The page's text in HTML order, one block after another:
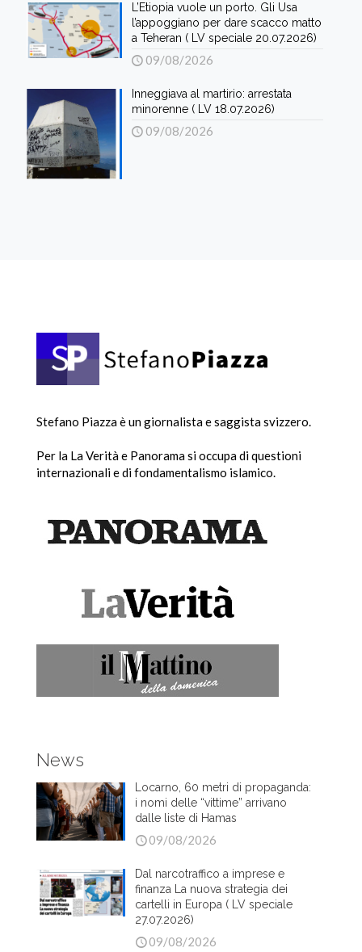
L’Etiopia vuole un porto. Gli Usa
l’appoggiano per dare scacco matto
a Teheran ( LV speciale 20.07.2026)
09/08/2026
Inneggiava al martirio: arrestata
minorenne ( LV 18.07.2026)
09/08/2026
Stefano Piazza è un giornalista e saggista svizzero.
Per la La Verità e Panorama si occupa di questioni
internazionali e di fondamentalismo islamico.
News
Locarno, 60 metri di propaganda:
i nomi delle “vittime” arrivano
dalle liste di Hamas
09/08/2026
Dal narcotraffico a imprese e
finanza La nuova strategia dei
cartelli in Europa ( LV speciale
27.07.2026)
09/08/2026